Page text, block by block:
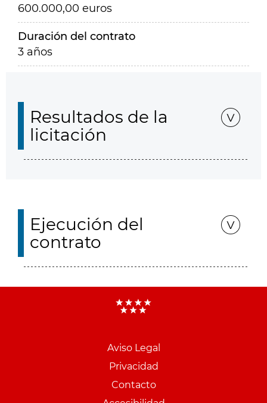
600.000,00 euros
Duración del contrato
3 años
Resultados de la
licitación
Ejecución del
contrato
Aviso Legal
Privacidad
Contacto